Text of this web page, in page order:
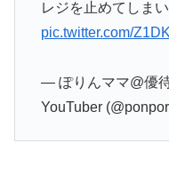
レジを止めてしま
pic.twitter.com/
— ぽりんママ@優
YouTuber